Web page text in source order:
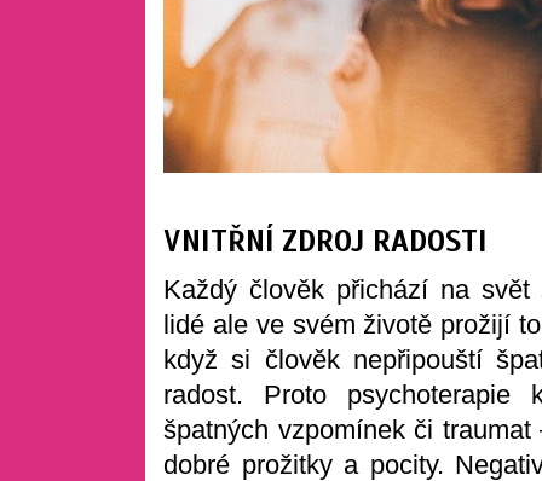
VNITŘNÍ ZDROJ RADOSTI
Každý člověk přichází na
lidé ale ve svém životě prožijí
když si člověk nepřipouští
radost. Proto
špatných vzpomínek či
dobré prožitky a pocity.